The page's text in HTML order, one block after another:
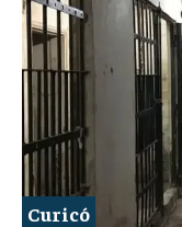
Curicó